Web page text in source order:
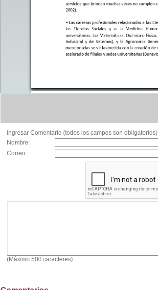
Ingresar Comentario (todos los campos son obligatorios)
Nombre:
Correo:
(Máximo 500 caracteres)